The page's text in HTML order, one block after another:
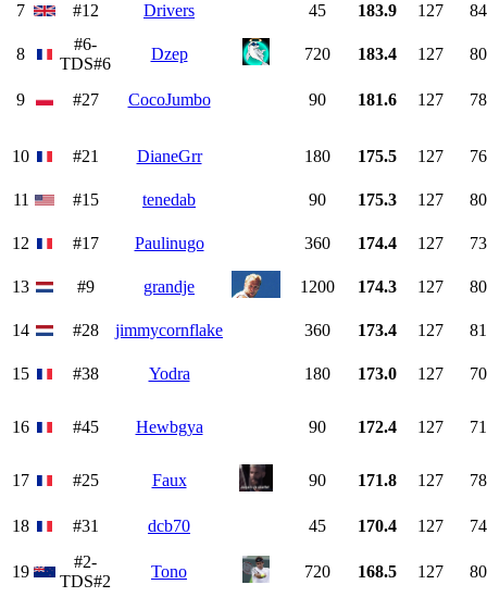
7 #12 Drivers 45 183.9 127
8
#6-
TDS#6
Dzep 720 183.4 127
9 #27 CocoJumbo 90 181.6 127
10 #21 DianeGrr 180 175.5 127
11 #15 tenedab 90 175.3 127
12 #17 Paulinugo 360 174.4 127
13 #9 grandje 1200 174.3 127
14 #28 jimmycornflake 360 173.4 127
15 #38 Yodra 180 173.0 127
16 #45 Hewbgya 90 172.4 127
17 #25 Faux 90 171.8 127
18 #31 dcb70 45 170.4 127
19
#2-
TDS#2
Tono 720 168.5 127